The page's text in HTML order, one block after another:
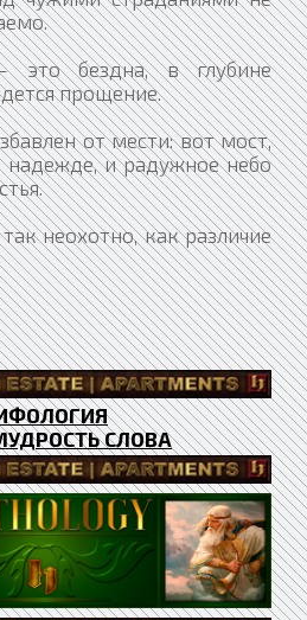
это бездна, в глубине
прощение.
от мести: вот мост,
и радужное небо
неохотно, как различие
СЛОВА